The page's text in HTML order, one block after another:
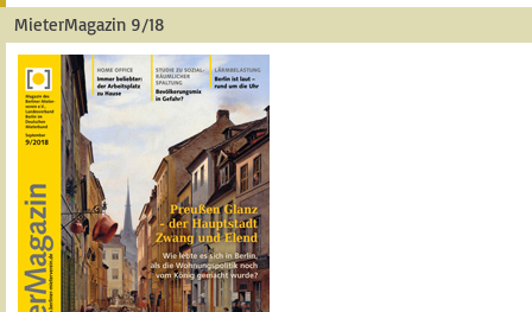
MieterMagazin 9/18